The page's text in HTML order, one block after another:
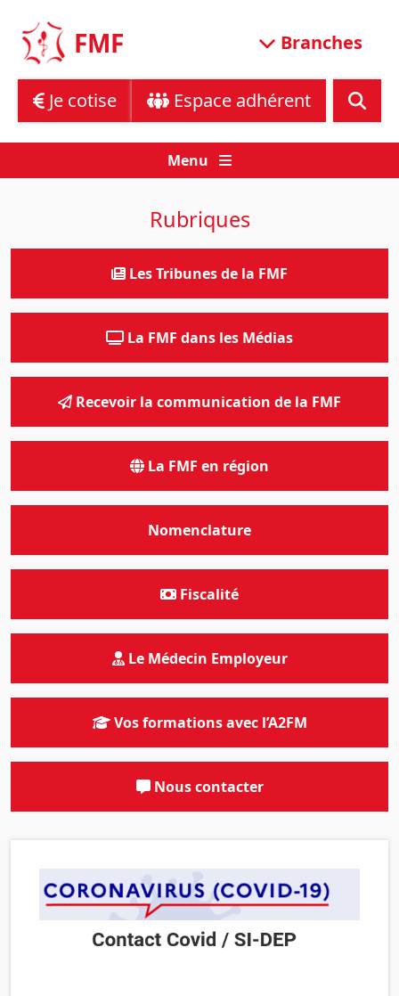
content
FMF Branches
Je cotise Espace adhérent
Menu
Rubriques
Les Tribunes de la FMF
La FMF dans les Médias
Recevoir la communication de la FMF
La FMF en région
Nomenclature
Fiscalité
Le Médecin Employeur
Vos formations avec l’A2FM
Nous contacter